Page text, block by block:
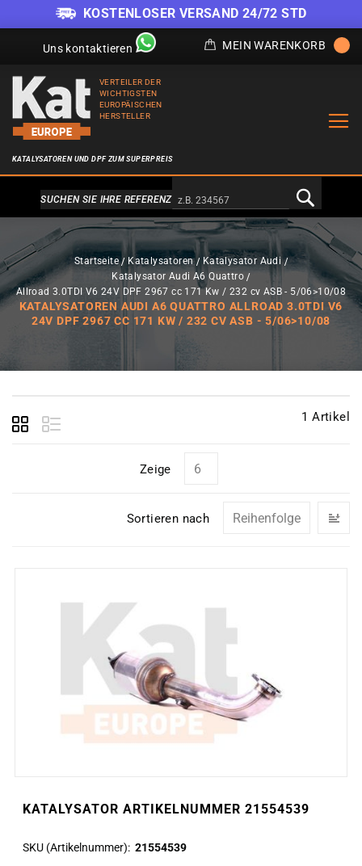
KOSTENLOSER VERSAND 24/72 STD
Uns kontaktieren MEIN WARENKORB
VERTEILER DER
WICHTIGSTEN
EUROPÄISCHEN
HERSTELLER
KATALYSATOREN UND DPF ZUM SUPERPREIS
Alternativa a Doofinder
SUCHEN SIE IHRE REFERENZ
Startseite Katalysatoren
Katalysator Audi
Katalysator Audi A6 Quattro
Allroad 3.0TDI V6 24V DPF 2967 cc 171 Kw / 232 cv ASB - 5/06>10/08
KATALYSATOREN AUDI A6 QUATTRO ALLROAD 3.0TDI V6
24V DPF 2967 CC 171 KW / 232 CV ASB - 5/06>10/08
1 Artikel
Zeige
Sortieren nach
KATALYSATOR ARTIKELNUMMER 21554539
SKU (Artikelnummer) 21554539